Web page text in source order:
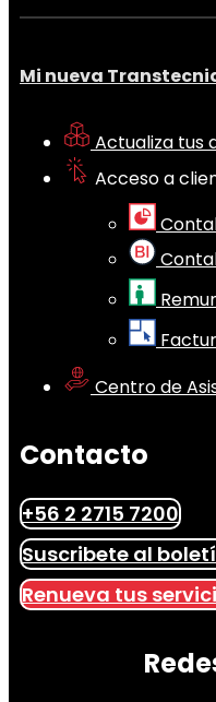
Mi nueva
Actualiza tus
Acceso a
Centro de
Contacto
+56 2 2715 7200
Suscribete al
Renueva tus